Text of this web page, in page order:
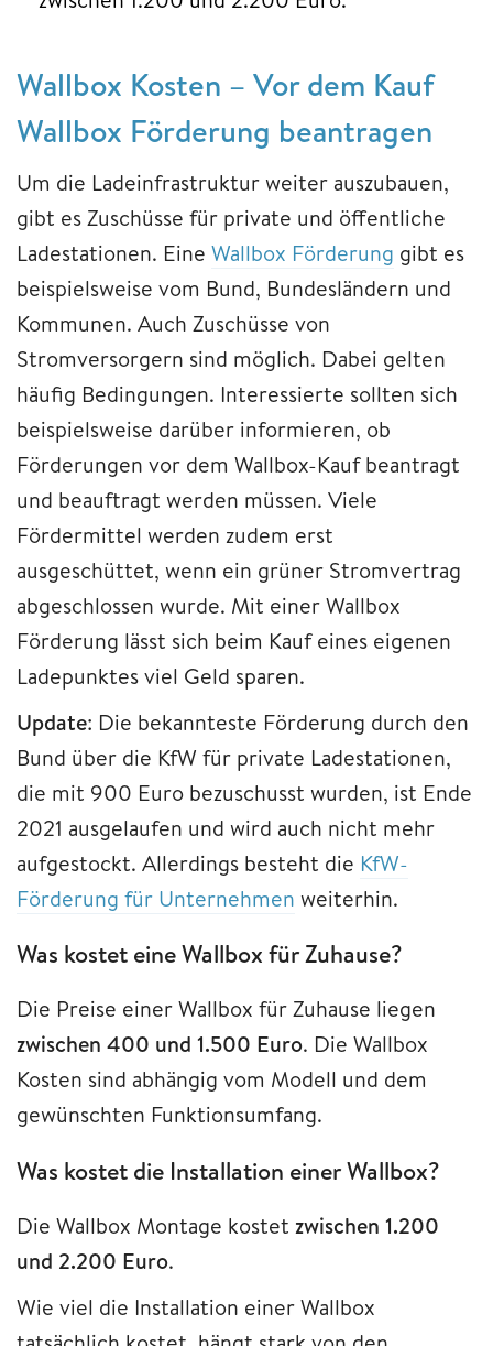
Wallbox Kosten – Vor dem Kauf
Wallbox Förderung beantragen
Um die Ladeinfrastruktur weiter auszubauen,
gibt es Zuschüsse für private und öffentliche
Ladestationen. Eine Wallbox Förderung gibt es
beispielsweise vom Bund, Bundesländern und
Kommunen. Auch Zuschüsse von
Stromversorgern sind möglich. Dabei gelten
häufig Bedingungen. Interessierte sollten sich
beispielsweise darüber informieren, ob
Förderungen vor dem Wallbox-Kauf beantragt
und beauftragt werden müssen. Viele
Fördermittel werden zudem erst
ausgeschüttet, wenn ein grüner Stromvertrag
abgeschlossen wurde. Mit einer Wallbox
Förderung lässt sich beim Kauf eines eigenen
Ladepunktes viel Geld sparen.
Update: Die bekannteste Förderung durch den
Bund über die KfW für private Ladestationen,
die mit 900 Euro bezuschusst wurden, ist Ende
2021 ausgelaufen und wird auch nicht mehr
aufgestockt. Allerdings besteht die KfW-
Förderung für Unternehmen weiterhin.
Was kostet eine Wallbox für Zuhause?
Die Preise einer Wallbox für Zuhause liegen
zwischen 400 und 1.500 Euro. Die Wallbox
Kosten sind abhängig vom Modell und dem
gewünschten Funktionsumfang.
Was kostet die Installation einer Wallbox?
Die Wallbox Montage kostet zwischen 1.200
und 2.200 Euro.
Wie viel die Installation einer Wallbox